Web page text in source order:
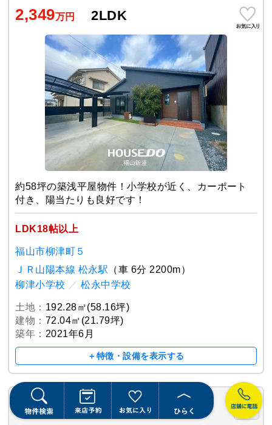
2,349万円 2LDK
約58坪の築浅平屋物件！小学校が近く、カーポート
付き、陽当たりも良好です！
LDK18帖以上
福山市柳津町５
ＪＲ山陽本線 松永駅 （車 6分 2200m）
柳津小学校 ／ 松永中学校
土地： 192.28㎡(58.16坪)
建物： 72.04㎡(21.79坪)
築年： 2021年6月
＋特徴・設備を表示する
新築一戸建て 福山市水呑町
物件
詳細